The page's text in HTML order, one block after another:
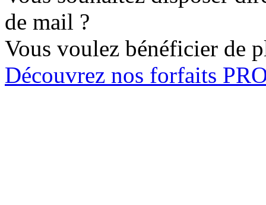
de mail ?
Vous voulez bénéficier de
Découvrez nos forfaits